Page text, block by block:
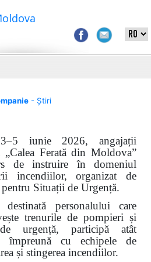
- Știri
iunie 2026, angajații
Ferată din Moldova”
de instruire în domeniul
incendiilor, organizat de
Situații de Urgență.
destinată personalului care
trenurile de pompieri și
urgență, participă atât
împreună cu echipele de
și stingerea incendiilor.